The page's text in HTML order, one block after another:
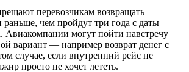
перевозчикам возвращать
раньше, чем пройдут три года с даты
Авиакомпании могут пойти навстречу
вариант — например возврат денег с
случае, если внутренний рейс не
просто не хочет лететь.